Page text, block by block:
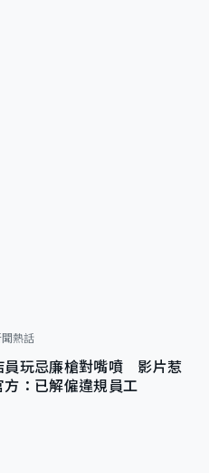
熱話
員玩忌廉槍對嘴噴 影片惹
：已解僱違規員工